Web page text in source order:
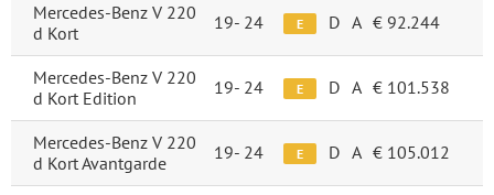
Mercedes-Benz V 220
d Kort
19- 24 E D A € 92.244
Mercedes-Benz V 220
d Kort Edition
19- 24 E D A € 101.538
Mercedes-Benz V 220
d Kort Avantgarde
19- 24 E D A € 105.012